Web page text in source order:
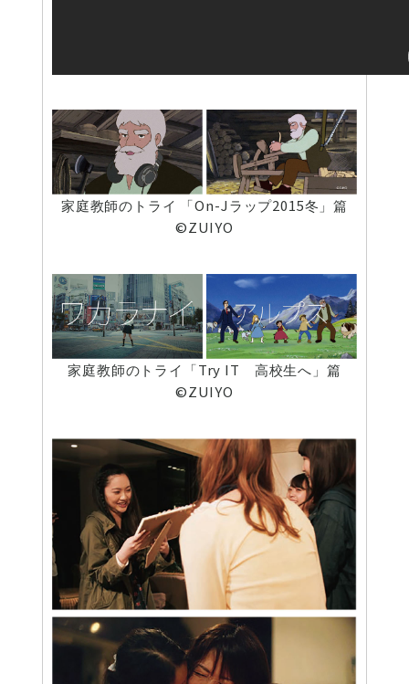
家庭教師のトライ 「On-Jラップ2015冬」篇
©ZUIYO
家庭教師のトライ「Try IT 高校生へ」篇
©ZUIYO